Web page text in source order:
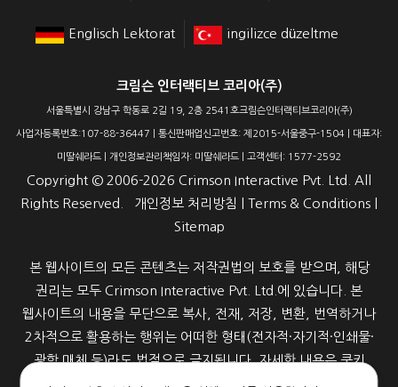
Englisch Lektorat ingilizce düzeltme
크림슨 인터랙티브 코리아(주)
서울특별시 강남구 학동로 2길 19, 2층 2541호크림슨인터랙티브코리아(주)
사업자등록번호:107-88-36447 | 통신판매업신고번호: 제2015-서울중구-1504 | 대표자:
미딸쉐라드 | 개인정보관리책임자: 미딸쉐라드 | 고객센터: 1577-2592
Copyright © 2006-2026 Crimson Interactive Pvt. Ltd. All
Rights Reserved. 개인정보 처리방침 Terms & Conditions
Sitemap
본 웹사이트의 모든 콘텐츠는 저작권법의 보호를 받으며, 해당
권리는 모두 Crimson Interactive Pvt. Ltd.에 있습니다. 본
웹사이트의 내용을 무단으로 복사, 전재, 저장, 변환, 번역하거나
2차적으로 활용하는 행위는 어떠한 형태(전자적·자기적·인쇄물·
광학 매체 등)라도 법적으로 금지됩니다. 자세한 내용은 쿠키
정책을 참고해 주세요.